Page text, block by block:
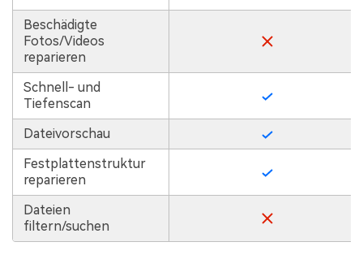
Beschädigte
Fotos/Videos
reparieren
Schnell- und
Tiefenscan
Dateivorschau
Festplattenstruktur
reparieren
Dateien
filtern/suchen